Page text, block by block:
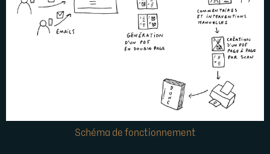
Schéma de fonctionnement